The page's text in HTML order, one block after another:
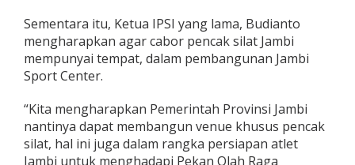
Sementara itu, Ketua IPSI yang lama, Budianto
mengharapkan agar cabor pencak silat Jambi
mempunyai tempat, dalam pembangunan Jambi
Sport Center.
“Kita mengharapkan Pemerintah Provinsi Jambi
nantinya dapat membangun venue khusus pencak
silat, hal ini juga dalam rangka persiapan atlet
Jambi untuk menghadapi Pekan Olah Raga